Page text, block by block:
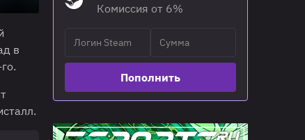
в
Комиссия от 6%
Пополнить